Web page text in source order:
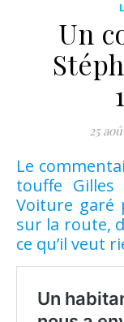
Un
25
Le commentaire: Bonjour dans la rue de la
touffe
Voiture garé
sur la route,
ce qu’il veut